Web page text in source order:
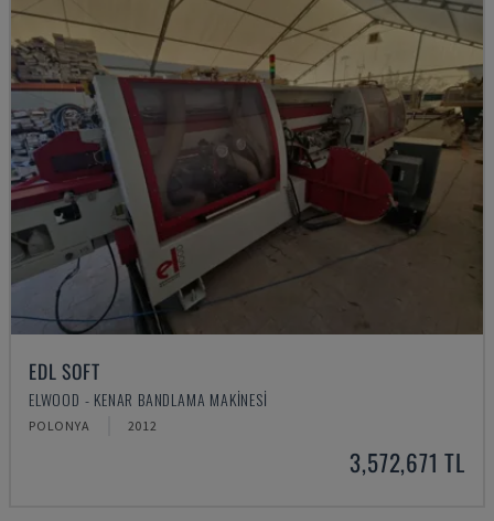
EDL SOFT
ELWOOD - KENAR BANDLAMA MAKINESI
POLONYA 2012
3,572,671 TL